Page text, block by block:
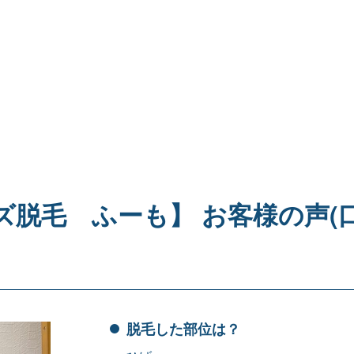
脱毛 ふーも】 お客様の声(
脱毛した部位は？